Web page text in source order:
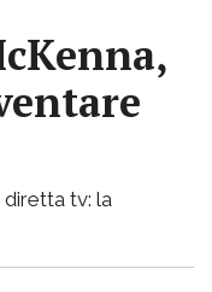
diretta tv: la